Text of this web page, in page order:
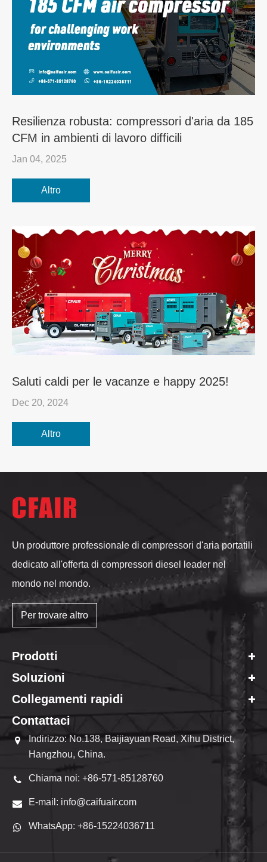
Resilienza robusta: compressori d'aria da 185
CFM in ambienti di lavoro difficili
Jan 04, 2025
Altro
Saluti caldi per le vacanze e happy 2025!
Dec 20, 2024
Altro
Un produttore professionale di compressori d'aria portatili
dedicato all'offerta di compressori diesel leader nel
mondo nel mondo.
Per trovare altro
Prodotti
Soluzioni
Collegamenti rapidi
Contattaci
Indirizzo: No.138, Baijiayuan Road, Xihu District,
Hangzhou, China.
Chiama noi: +86-571-85128760
E-mail: info@caifuair.com
WhatsApp: +86-15224036711